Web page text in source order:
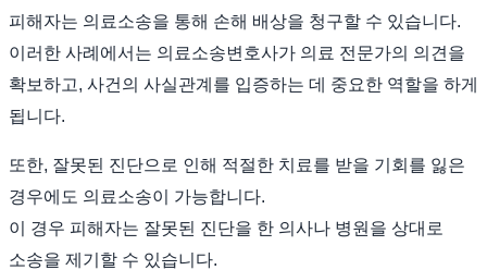
피해자는 의료소송을 통해 손해 배상을 청구할 수 있습니다.
이러한 사례에서는 의료소송변호사가 의료 전문가의 의견을
확보하고, 사건의 사실관계를 입증하는 데 중요한 역할을 하게
됩니다.
또한, 잘못된 진단으로 인해 적절한 치료를 받을 기회를 잃은
경우에도 의료소송이 가능합니다.
이 경우 피해자는 잘못된 진단을 한 의사나 병원을 상대로
소송을 제기할 수 있습니다.